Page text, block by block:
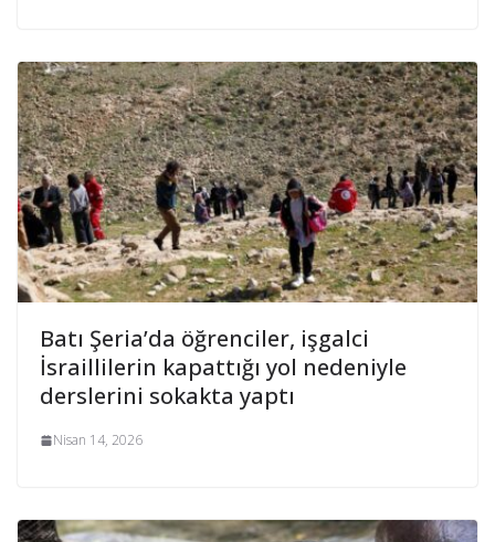
Batı Şeria’da öğrenciler, işgalci
İsraillilerin kapattığı yol nedeniyle
derslerini sokakta yaptı
Nisan 14, 2026